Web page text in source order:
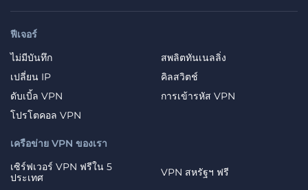
ฟีเจอร์
ไม่มีบันทึก
สพลิตทันเนลลิ่ง
เปลี่ยน IP
คิลสวิตช์
ดับเบิ้ล VPN
การเข้ารหัส VPN
โปรโตคอล VPN
เครือข่าย VPN ของเรา
เซิร์ฟเวอร์ VPN ฟรีใน 5
ประเทศ
VPN สหรัฐฯ ฟรี